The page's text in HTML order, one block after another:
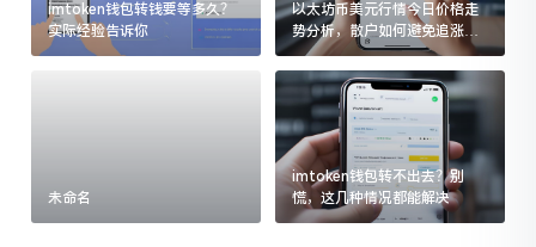
imtoken钱包转钱要等多久？
实际经验告诉你
以太坊币美元行情今日价格走
势分析，散户如何避免追涨杀
跌被套牢
未命名
imtoken钱包转不出去？别
慌，这几种情况都能解决